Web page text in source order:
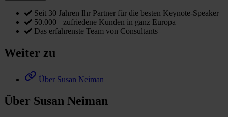
Seit 30 Jahren Ihr Partner für die besten Keynote-Speaker
50.000+ zufriedene Kunden in ganz Europa
Das erfahrenste Team von Consultants
Weiter zu
Über Susan Neiman
Über Susan Neiman